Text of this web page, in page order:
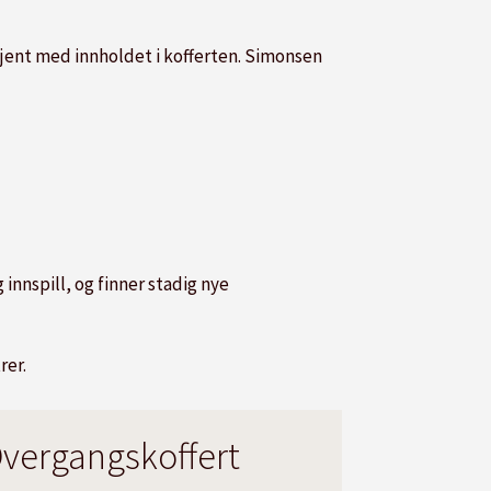
med innholdet i kofferten. Simonsen
innspill, og finner stadig nye